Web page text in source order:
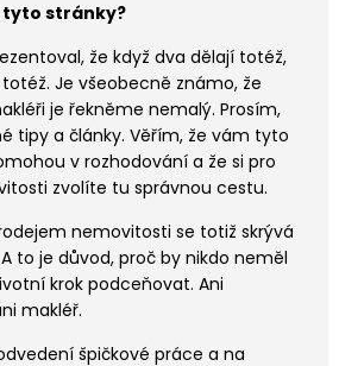
tyto stránky?
že když dva dělají totéž,
Je všeobecně známo, že
je řekněme nemalý. Prosím,
tipy a články. Věřím, že vám tyto
v rozhodování a že si pro
zvolíte tu správnou cestu.
nemovitosti se totiž skrývá
to je důvod, proč by nikdo neměl
krok podceňovat. Ani
makléř.
špičkové práce a na